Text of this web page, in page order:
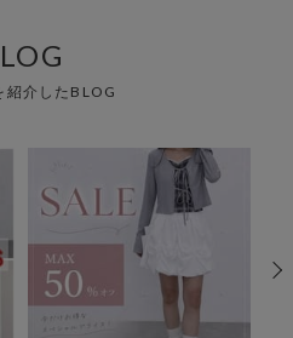
紹介したBLOG